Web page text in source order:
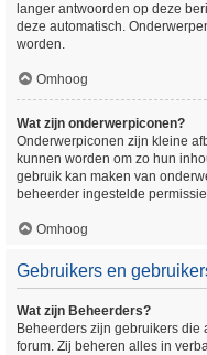
langer antwoorden op deze
deze automatisch.
worden.
Omhoog
Wat zijn onderwerpiconen?
Onderwerpiconen zijn kleine
kunnen worden om zo hun
gebruik kan maken van
beheerder ingestelde
Omhoog
Gebruikers en
Wat zijn Beheerders?
Beheerders zijn gebruikers
forum. Zij beheren alles in